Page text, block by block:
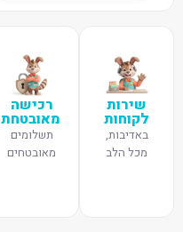
שירות
לקוחות
באדיבות,
מכל הלב
רכישה
מאובטחת
תשלומים
מאובטחים